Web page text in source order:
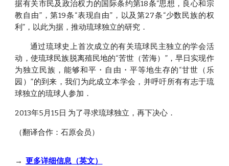
据有关市民及政治权力的国际条约第18条“思想，良心和宗
教自由”，第19条“表现自由”，以及第27条“少数民族的权
利”，以此为据，推动琉球独立的研究．
通过琉球史上首次成立的有关琉球民主独立的学会活
动，使琉球民族脱离殖民地的“苦世（苦海）”，早日实现作
为独立民族，能够和平・自由・平等地生存的“甘世（乐
园）”的到来，我们为此成立本学会，并呼吁所有有志于琉
球独立的琉球人参加．
2013年5月15日 为了寻求琉球独立，再下决心．
（翻译合作：石原会员）
→更多详细信息 （英文）